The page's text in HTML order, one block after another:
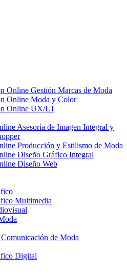
Online Gestión Marcas de Moda
Online Moda y Color
Online UX/UI
Asesoría de Imagen Integral y
Producción y Estilismo de Moda
Diseño Gráfico Integral
Diseño Web
Multimedia
de Moda
Digital